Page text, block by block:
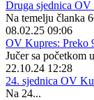
Druga sjednica OV
Na temelju članka
08.02.25 09:06
OV Kupres: Preko
Jučer sa početkom
22.10.24 12:28
24. sjednica OV
Na 24...